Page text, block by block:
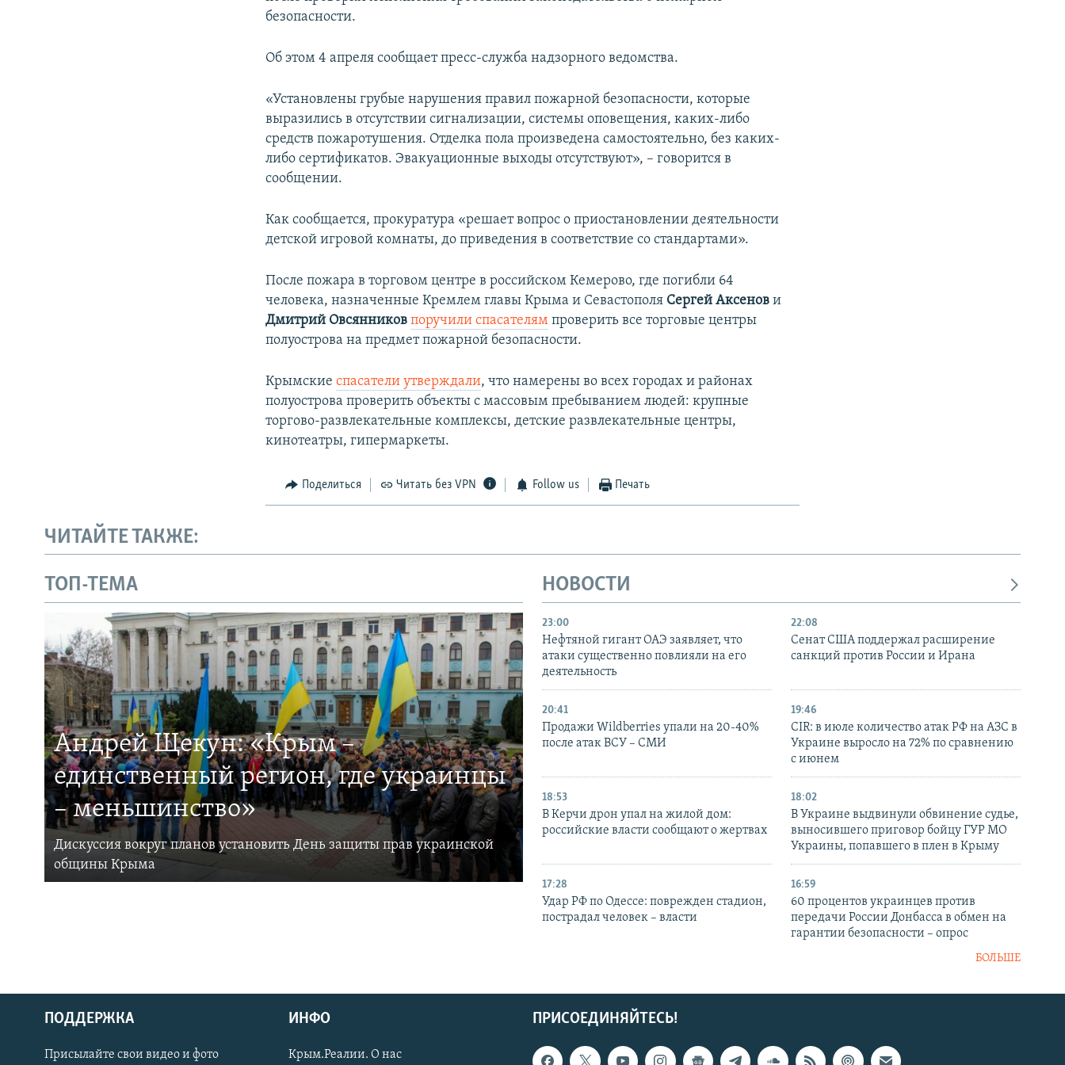
Українською
безопасности.
Об этом 4 апреля сообщает пресс-служба надзорного ведомства.
«Установлены грубые нарушения правил пожарной безопасности, которые
выразились в отсутствии сигнализации, системы оповещения, каких-либо
средств пожаротушения. Отделка пола произведена самостоятельно, без каких-
либо сертификатов. Эвакуационные выходы отсутствуют», – говорится в
сообщении.
Как сообщается, прокуратура «решает вопрос о приостановлении деятельности
детской игровой комнаты, до приведения в соответствие со стандартами».
После пожара в торговом центре в российском Кемерово, где погибли 64
человека, назначенные Кремлем главы Крыма и Севастополя Сергей Аксенов и
Дмитрий Овсянников поручили спасателям проверить все торговые центры
полуострова на предмет пожарной безопасности.
Крымскиеспасатели утверждали, что намерены во всех городах и районах
полуострова проверить объекты с массовым пребыванием людей: крупные
торгово-развлекательные комплексы, детские развлекательные центры,
кинотеатры, гипермаркеты.
Поделиться Читать без VPN Follow us Печать
ЧИТАЙТЕ ТАКЖЕ:
ТОП-ТЕМА
Андрей Щекун: «Крым –
единственный регион, где украинцы
– меньшинство»
Дискуссия вокруг планов установить День защиты прав украинской
общины Крыма
НОВОСТИ
23:00
Нефтяной гигант ОАЭ заявляет, что
атаки существенно повлияли на его
деятельность
22:08
Сенат США поддержал расширение
санкций против России и Ирана
20:41
Продажи Wildberries упали на 20-40%
после атак ВСУ – СМИ
19:46
CIR: в июле количество атак РФ на АЗС в
Украине выросло на 72% по сравнению
с июнем
18:53
В Керчи дрон упал на жилой дом:
российские власти сообщают о жертвах
18:02
В Украине выдвинули обвинение судье,
выносившего приговор бойцу ГУР МО
Украины, попавшего в плен в Крыму
17:28
Удар РФ по Одессе: поврежден стадион,
пострадал человек – власти
16:59
60 процентов украинцев против
передачи России Донбасса в обмен на
гарантии безопасности – опрос
БОЛЬШЕ
ПРИСОЕДИНЯЙТЕСЬ!
ПОДДЕРЖКА
Присылайте свои видео и фото
ИНФО
Крым.Реалии. О нас